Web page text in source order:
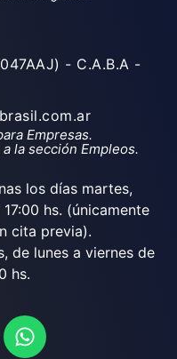
- C.A.B.A -
Empresas.
la sección Empleos.
los días martes,
hs. (únicamente
cita previa).
de lunes a viernes de
hs.